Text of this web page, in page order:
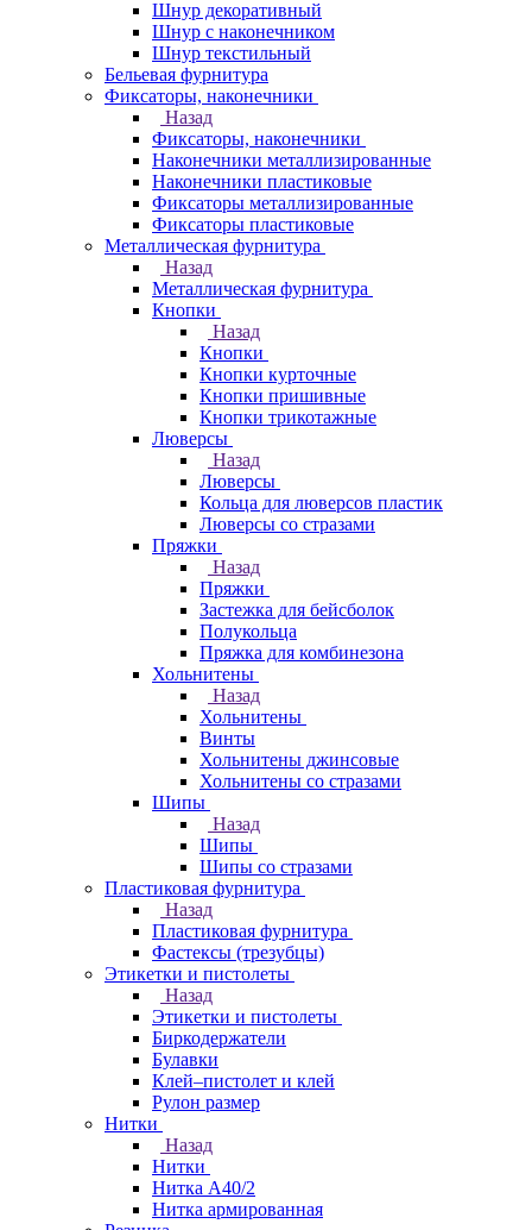
Шнур декоративный
Шнур с наконечником
Шнур текстильный
Бельевая фурнитура
Фиксаторы, наконечники
Назад
Фиксаторы, наконечники
Наконечники металлизированные
Наконечники пластиковые
Фиксаторы металлизированные
Фиксаторы пластиковые
Металлическая фурнитура
Назад
Металлическая фурнитура
Кнопки
Назад
Кнопки
Кнопки курточные
Кнопки пришивные
Кнопки трикотажные
Люверсы
Назад
Люверсы
Кольца для люверсов пластик
Люверсы со стразами
Пряжки
Назад
Пряжки
Застежка для бейсболок
Полукольца
Пряжка для комбинезона
Хольнитены
Назад
Хольнитены
Винты
Хольнитены джинсовые
Хольнитены со стразами
Шипы
Назад
Шипы
Шипы со стразами
Пластиковая фурнитура
Назад
Пластиковая фурнитура
Фастексы (трезубцы)
Этикетки и пистолеты
Назад
Этикетки и пистолеты
Биркодержатели
Булавки
Клей–пистолет и клей
Рулон размер
Нитки
Назад
Нитки
Нитка А40/2
Нитка армированная